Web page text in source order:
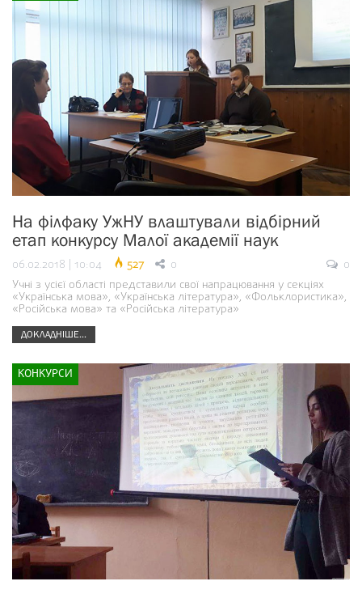
На філфаку УжНУ влаштували відбірний
етап конкурсу Малої академії наук
06.02.2018 | 10:04 527 0
0
Учні з усієї області представили свої напрацювання у секціях
«Українська мова», «Українська література», «Фольклористика»,
«Російська мова» та «Російська література»
ДОКЛАДНІШЕ...
КОНКУРСИ